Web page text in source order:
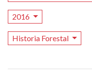
2016
Historia Forestal